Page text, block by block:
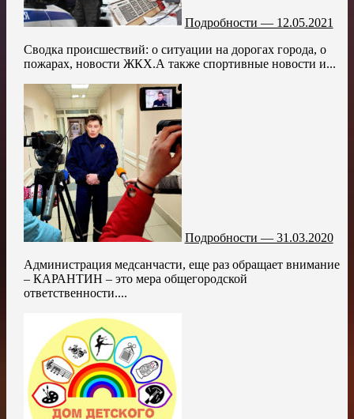
Подробности — 12.05.2021
Сводка происшествий: о ситуации на дорогах города, о
пожарах, новости ЖКХ.А также спортивные новости и...
Подробности — 31.03.2020
Администрация медсанчасти, еще раз обращает внимание
– КАРАНТИН – это мера общегородской
ответственности....